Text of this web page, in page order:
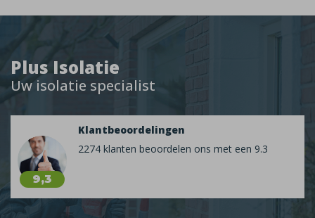
Plus Isolatie
Uw isolatie specialist
9,3
Klantbeoordelingen
2274 klanten beoordelen ons met een 9.3